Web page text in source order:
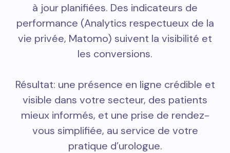
à jour planifiées. Des indicateurs de
performance (Analytics respectueux de la
vie privée, Matomo) suivent la visibilité et
les conversions.
Résultat: une présence en ligne crédible et
visible dans votre secteur, des patients
mieux informés, et une prise de rendez-
vous simplifiée, au service de votre
pratique d’urologue.